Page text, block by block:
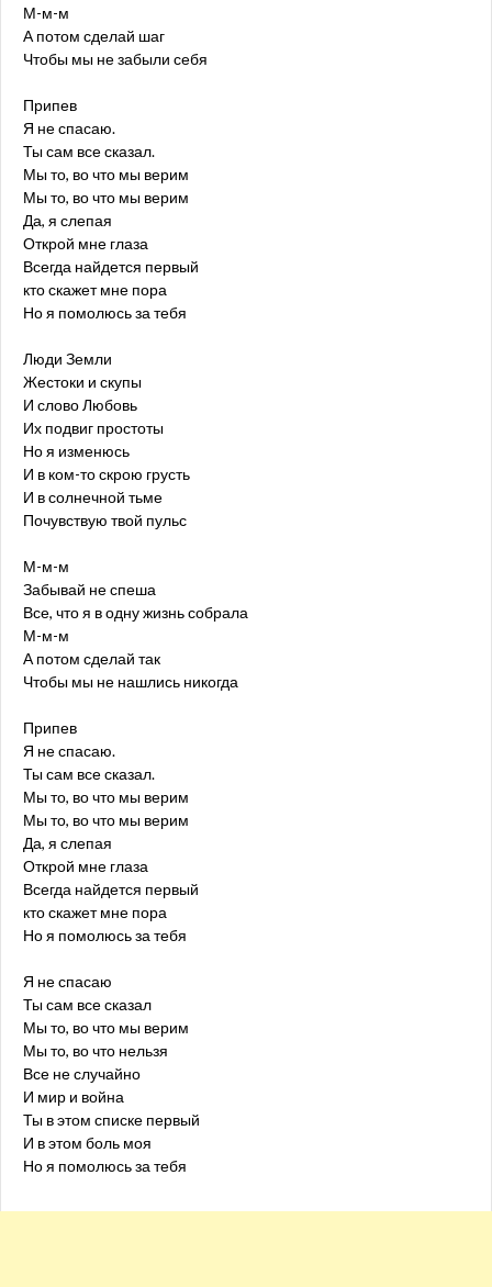
М-м-м
А потом сделай шаг
Чтобы мы не забыли себя
Припев
Я не спасаю.
Ты сам все сказал.
Мы то, во что мы верим
Мы то, во что мы верим
Да, я слепая
Открой мне глаза
Всегда найдется первый
кто скажет мне пора
Но я помолюсь за тебя
Люди Земли
Жестоки и скупы
И слово Любовь
Их подвиг простоты
Но я изменюсь
И в ком-то скрою грусть
И в солнечной тьме
Почувствую твой пульс
М-м-м
Забывай не спеша
Все, что я в одну жизнь собрала
М-м-м
А потом сделай так
Чтобы мы не нашлись никогда
Припев
Я не спасаю.
Ты сам все сказал.
Мы то, во что мы верим
Мы то, во что мы верим
Да, я слепая
Открой мне глаза
Всегда найдется первый
кто скажет мне пора
Но я помолюсь за тебя
Я не спасаю
Ты сам все сказал
Мы то, во что мы верим
Мы то, во что нельзя
Все не случайно
И мир и война
Ты в этом списке первый
И в этом боль моя
Но я помолюсь за тебя